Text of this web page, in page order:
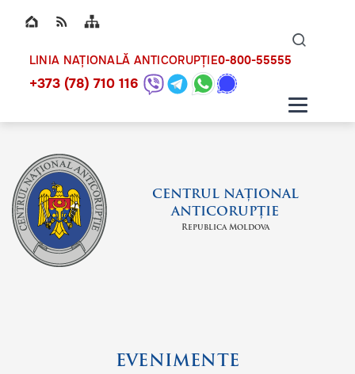
Top bar navigation
LINIA NAȚIONALĂ ANTICORUPȚIE0-800-55555
+373 (78) 710 116
CENTRUL NAȚIONAL
ANTICORUPȚIE
Republica Moldova
EVENIMENTE